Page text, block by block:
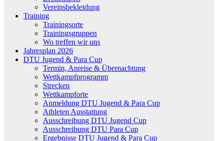
Vereinsbekleidung
Training
Trainingsorte
Trainingsgruppen
Wo treffen wir uns
Jahresplan 2026
DTU Jugend & Para Cup
Termin, Anreise & Übernachtung
Wettkampfprogramm
Strecken
Wettkampforte
Anmeldung DTU Jugend & Para Cup
Athleten Ausstattung
Ausschreibung DTU Jugend Cup
Ausschreibung DTU Para Cup
Ergebnisse DTU Jugend & Para Cup